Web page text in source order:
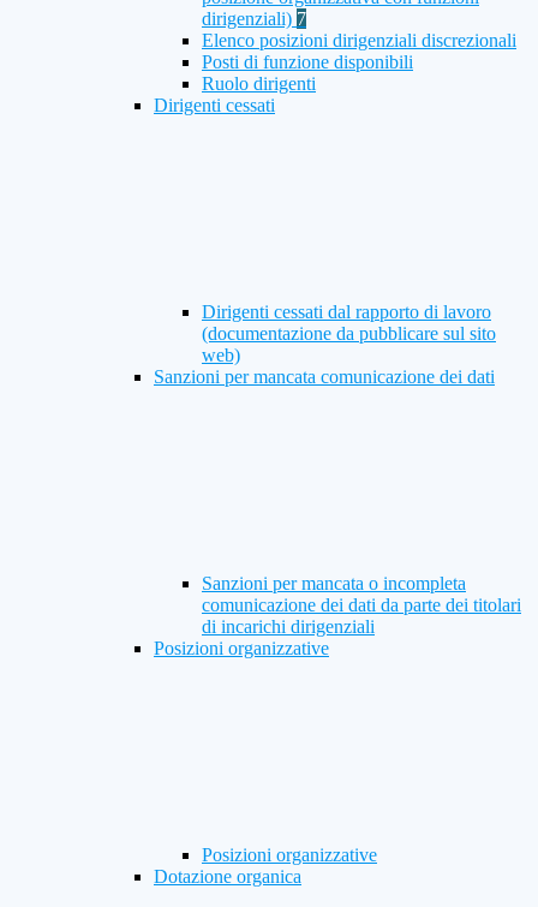
dirigenziali) 7
Elenco posizioni dirigenziali discrezionali
Posti di funzione disponibili
Ruolo dirigenti
Dirigenti cessati
Dirigenti cessati dal rapporto di lavoro
(documentazione da pubblicare sul sito
web)
Sanzioni per mancata comunicazione dei dati
Sanzioni per mancata o incompleta
comunicazione dei dati da parte dei titolari
di incarichi dirigenziali
Posizioni organizzative
Posizioni organizzative
Dotazione organica